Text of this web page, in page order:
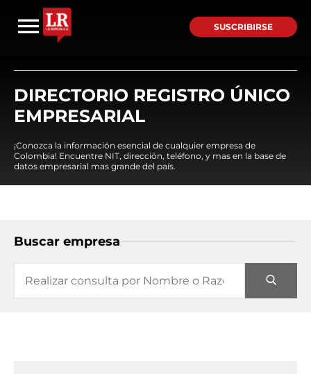
SUSCRIBIRSE
DIRECTORIO REGISTRO ÚNICO
EMPRESARIAL
¡Conozca la información esencial de cualquier empresa de
Colombia! Encuentre NIT, dirección, teléfono, y mas en la base de
datos empresarial mas grande del país.
Buscar empresa